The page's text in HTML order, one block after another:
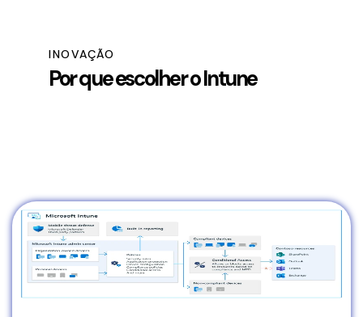
INOVAÇÃO
Por que escolher o Intune